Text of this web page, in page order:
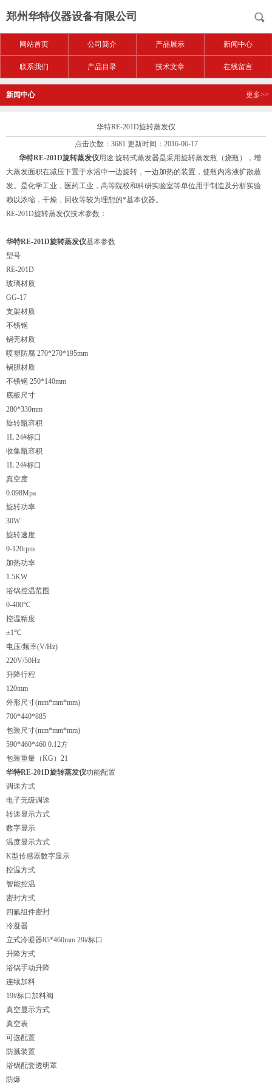
郑州华特仪器设备有限公司
网站首页 公司简介 产品展示 新闻中心
联系我们 产品目录 技术文章 在线留言
新闻中心 更多>>
华特RE-201D旋转蒸发仪
点击次数：3681 更新时间：2016-06-17
华特RE-201D旋转蒸发仪用途:旋转式蒸发器是采用旋转蒸发瓶（烧瓶），增
大蒸发面积在减压下置于水浴中一边旋转，一边加热的装置，使瓶内溶液扩散蒸
发。是化学工业，医药工业，高等院校和科研实验室等单位用于制造及分析实验
赖以浓缩，干燥，回收等较为理想的*基本仪器。
RE-201D旋转蒸发仪技术参数：
华特RE-201D旋转蒸发仪基本参数
型号
RE-201D
玻璃材质
GG-17
支架材质
不锈钢
锅壳材质
喷塑防腐 270*270*195mm
锅胆材质
不锈钢 250*140mm
底板尺寸
280*330mm
旋转瓶容积
1L 24#标口
收集瓶容积
1L 24#标口
真空度
0.098Mpa
旋转功率
30W
旋转速度
0-120rpm
加热功率
1.5KW
浴锅控温范围
0-400℃
控温精度
±1℃
电压/频率(V/Hz)
220V/50Hz
升降行程
120mm
外形尺寸(mm*mm*mm)
700*440*885
包装尺寸(mm*mm*mm)
590*460*460 0.12方
包装重量（KG）21
华特RE-201D旋转蒸发仪功能配置
调速方式
电子无级调速
转速显示方式
数字显示
温度显示方式
K型传感器数字显示
控温方式
智能控温
密封方式
四氟组件密封
冷凝器
立式冷凝器85*460mm 29#标口
升降方式
浴锅手动升降
连续加料
19#标口加料阀
真空显示方式
真空表
可选配置
防溅装置
浴锅配套透明罩
防爆